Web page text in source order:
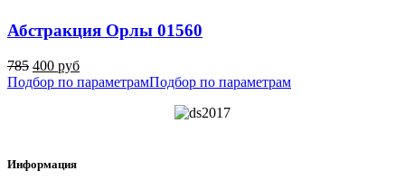
Абстракция Орлы 01560
785 400 руб
Подбор по параметрамПодбор по параметрам
Информация